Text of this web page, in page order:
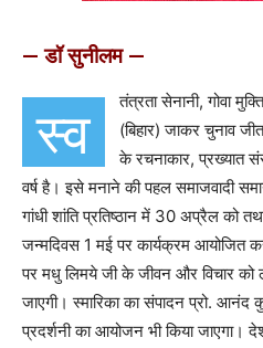
— डॉ सुनीलम —
स्व
तंत्रता सेनानी, गोवा
(बिहार) जाकर चुनाव
के रचनाकार, प्रख्यात
वर्ष है। इसे मनाने की पहल समाजवादी
गांधी शांति प्रतिष्ठान में 30 अप्रैल को
जन्मदिवस 1 मई पर कार्यक्रम आयोजित
पर मधु लिमये जी के जीवन और विचार को
जाएगी। स्मारिका का संपादन प्रो.
प्रदर्शनी का आयोजन भी किया